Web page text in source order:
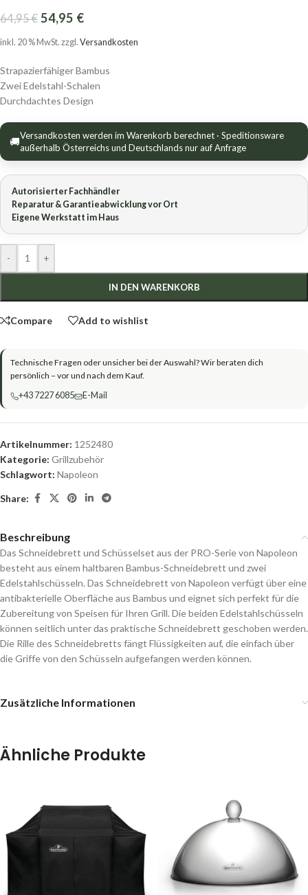
64,95€ 54,95 €
inkl. 20 % MwSt. zzgl. Versandkosten
Strapazierfähiger Bambus
Zwei Edelstahl-Schalen
Durchdachtes Design
🚚Versandkosten werden im Warenkorb berechnet · Speditionsware
außerhalb Österreichs und Deutschlands nur auf Anfrage
Autorisierter Fachhändler
Reparatur & Garantieabwicklung vor Ort
Eigene Werkstatt im Haus
- +
IN DEN WARENKORB
Compare Add to wishlist
Technische Fragen oder unsicher bei der Auswahl? Wir beraten dich
persönlich – vor und nach dem Kauf.
+43 7227 6085 E-Mail
Artikelnummer: 1252480
Kategorie: Grillzubehör
Schlagwort: Napoleon
Share:
Beschreibung
Das Schneidebrett und Schüsselset aus der PRO-Serie von Napoleon
besteht aus einem haltbaren Bambus-Schneidebrett und zwei
Edelstahlschüsseln. Das Schneidebrett von Napoleon verfügt über eine
antibakterielle Oberfläche aus Bambus und eignet sich perfekt für die
Zubereitung von Speisen für Ihren Grill. Die beiden Edelstahlschüsseln
können seitlich unter das praktische Schneidebrett geschoben werden.
Die Rille des Schneidebretts fängt Flüssigkeiten auf, die einfach über
die Griffe von den Schüsseln aufgefangen werden können.
Zusätzliche Informationen
Ähnliche Produkte